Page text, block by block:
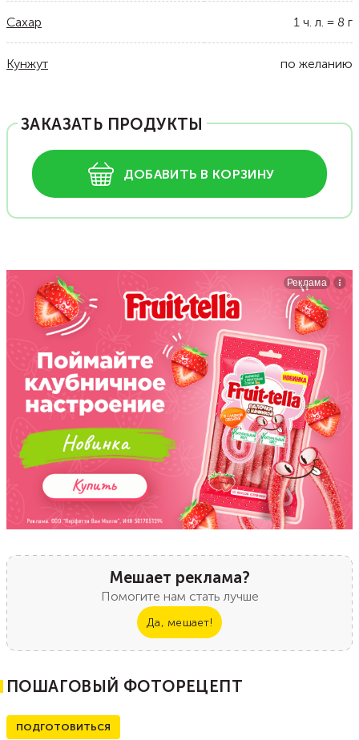
Сахар 1 ч. л. = 8 г
Кунжут по желанию
ЗАКАЗАТЬ ПРОДУКТЫ
ДОБАВИТЬ В КОРЗИНУ
Мешает реклама?
Помогите нам стать лучше
Да, мешает!
ПОШАГОВЫЙ ФОТОРЕЦЕПТ
ПОДГОТОВИТЬСЯ